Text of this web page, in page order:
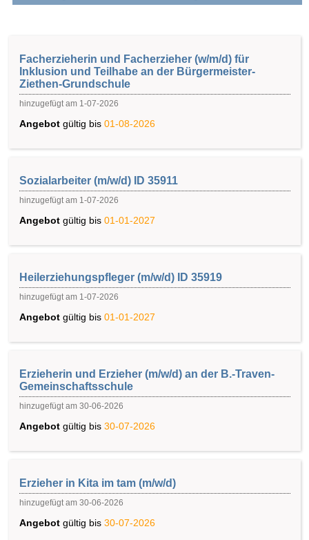
Facherzieherin und Facherzieher (w/m/d) für
Inklusion und Teilhabe an der Bürgermeister-
Ziethen-Grundschule
hinzugefügt am 1-07-2026
Angebot gültig bis 01-08-2026
Sozialarbeiter (m/w/d) ID 35911
hinzugefügt am 1-07-2026
Angebot gültig bis 01-01-2027
Heilerziehungspfleger (m/w/d) ID 35919
hinzugefügt am 1-07-2026
Angebot gültig bis 01-01-2027
Erzieherin und Erzieher (m/w/d) an der B.-Traven-
Gemeinschaftsschule
hinzugefügt am 30-06-2026
Angebot gültig bis 30-07-2026
Erzieher in Kita im tam (m/w/d)
hinzugefügt am 30-06-2026
Angebot gültig bis 30-07-2026